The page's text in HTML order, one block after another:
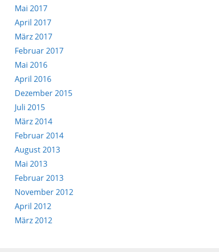
Mai 2017
April 2017
März 2017
Februar 2017
Mai 2016
April 2016
Dezember 2015
Juli 2015
März 2014
Februar 2014
August 2013
Mai 2013
Februar 2013
November 2012
April 2012
März 2012